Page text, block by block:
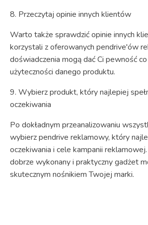
8. Przeczytaj opinie innych klientów
Warto także sprawdzić opinie innych
korzystali z oferowanych pendrive'ów
doświadczenia mogą dać Ci pewność
użyteczności danego produktu.
9. Wybierz produkt, który najlepiej
oczekiwania
Po dokładnym przeanalizowaniu
wybierz pendrive reklamowy, który
oczekiwania i cele kampanii
dobrze wykonany i praktyczny gadżet
skutecznym nośnikiem Twojej marki.